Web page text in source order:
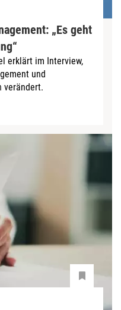
„Es geht
erklärt im Interview,
und
verändert.